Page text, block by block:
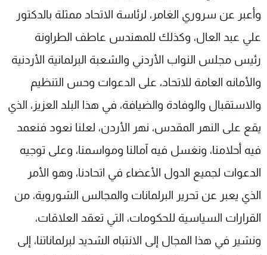
وأعبر عن سروري الغامر، لرئاسة الاتحاد ممثلة بالدكتور
علي عبد العال، وكذلك للمهندس عاطف الطراونة
رئيس مجلس النواب الأردني والشعبة البرلمانية الأردنية
والأمانه العامة للاتحاد، على الدعوات وحس التنظيم
والاستقبال والوفادة والضيافة، في هذا البلد العزيز، الذي
يقع على النهر المقدس، نهر الأردن، لعلنا نعود فنعمد
فيه أحلامنا، ونغسل فيه آمالنا ومواسمنا، وعلى توجيه
الدعوات لجميع الدول الأعضاء في اتحادنا، وهو الأمر
الذي يعبر عن تحرير البرلمانات والمجالس الشوروية، من
القرارات السياسية للحكومات، التي تعقد العلاقات،
ونشير في هذا المجال إلى الانتباه الشديد لبرلماناتنا، إلى